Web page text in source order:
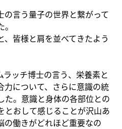
の言う量子の世界と繋がって
皆様と肩を並べてきたよう
ッチ博士の言う、栄養素と
力について、さらに意識の統
た。意識と身体の各部位との
とおして感じることが沢山あ
の働きがどれほど重要なの